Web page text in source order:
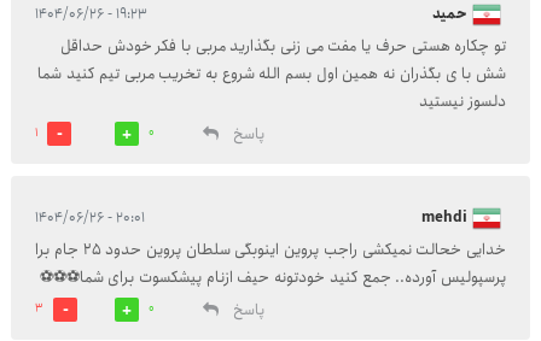
حمید ۱۹:۲۳ - ۱۴۰۴/۰۶/۲۶
تو چکاره هستی حرف یا مفت می زنی بگذارید مربی با فکر خودش حداقل
شش با ی بگذران نه همین اول بسم الله شروع به تخریب مربی تیم کنید شما
دلسوز نیستید
پاسخ
0
1
mehdi ۲۰:۰۱ - ۱۴۰۴/۰۶/۲۶
خدایی خحالت نمیکشی راجب پروین اینوبگی سلطان پروین حدود 25 جام برا
پرسپولیس آورده.. جمع کنید خودتونه حیف ازنام پیشکسوت برای شما⚽⚽⚽
پاسخ
0
3